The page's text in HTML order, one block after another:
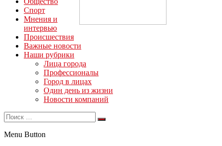
Спорт
Мнения и
интервью
Происшествия
Важные новости
Наши рубрики
Лица города
Профессионалы
Город в лицах
Один день из жизни
Новости компаний
Menu Button